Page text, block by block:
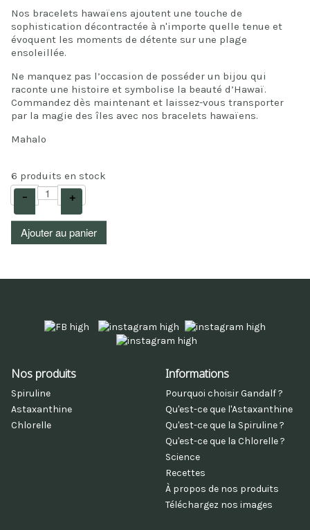
Nos bracelets hawaïens ajoutent une touche de
sophistication décontractée à n'importe quelle tenue et
évoquent les moments de détente sur une plage
ensoleillée.
Ne manquez pas l’occasion de posséder un bijou qui
raconte une histoire et symbolise la beauté d’Hawaï.
Commandez dès maintenant et laissez-vous transporter
par la magie des îles avec nos bracelets hawaïens.
Mahalo
6 produits en stock
–
+
Ajouter au panier
Nos produits
Spiruline
Astaxanthine
Chlorelle
Informations
Pourquoi choisir Gandalf ?
Qu'est-ce que l'Astaxanthine
Qu'est-ce que la Spiruline ?
Qu'est-ce que la Chlorelle ?
Science
Recettes
À propos de nos produits
Téléchargez nos images